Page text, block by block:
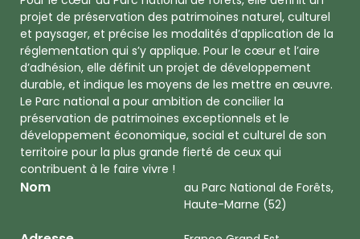
projet de préservation des patrimoines naturel, culturel
et paysager, et précise les modalités d’application de la
réglementation qui s’y applique. Pour le cœur et l’aire
d’adhésion, elle définit un projet de développement
durable, et indique les moyens de les mettre en œuvre.
Le Parc national a pour ambition de concilier la
préservation de patrimoines exceptionnels et le
développement économique, social et culturel de son
territoire pour la plus grande fierté de ceux qui
contribuent à le faire vivre !
Nom
au Parc National de Forêts,
Haute-Marne (52)